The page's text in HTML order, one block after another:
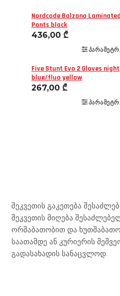
Nordcode Bolzano Laminated
Pants black
436,00 ₾
Five Stunt Evo 2 Gloves night
blue/fluo yellow
267,00 ₾
შეკვეთის გაკეთება
შეკვეთის მიღება
ორშაბათობით და
საათამდე ან კურიერის
გადასახადის სანაცვლოდ.